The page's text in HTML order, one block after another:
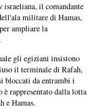
il comandante
militare di Hamas,
ampliare la
gli egiziani insistono
il terminale di Rafah,
bloccati da entrambi i
rappresentato dalla lotta
e Hamas.